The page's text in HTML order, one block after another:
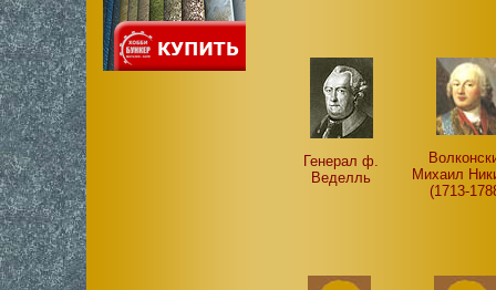
Генерал ф.
Веделль
Михаил
(1713-